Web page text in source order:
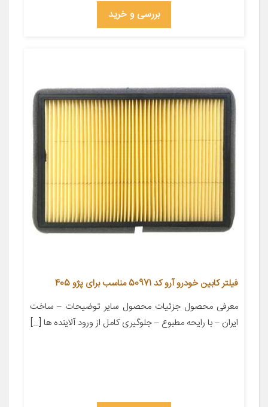
بررسی و خرید
فیلتر کابین خودرو آرو کد 50971 مناسب برای پژو 405
معرفی محصول جزئیات محصول سایر توضیحات – ساخت
ایران – با رایحه مطبوع – جلوگیری کامل از ورود آلاینده ها […]